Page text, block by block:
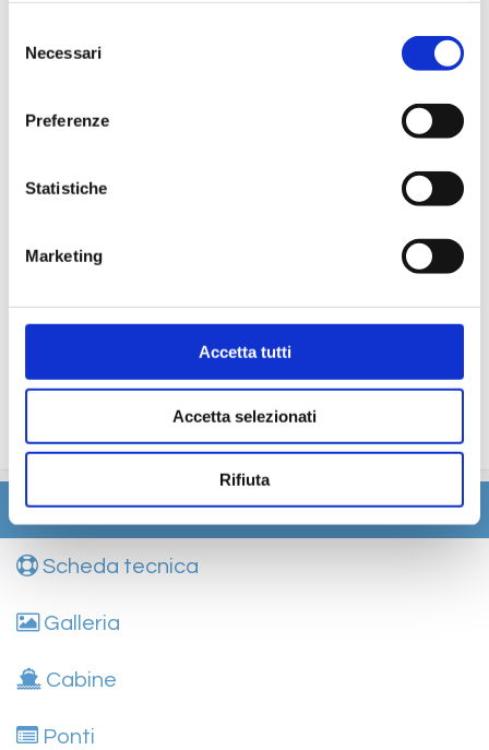
delNecessari
Preferenze
Statistiche
Marketing
Accetta tutti
Accetta selezionati
Rifiuta
La partecipazione a tutte le attività di animazione
(giochi, concorsi, tornei, feste, serate a tema).
balli e le feste in programma tutte le sere durante la
lettini, teli mare, palestra, vasche idromassaggio,
La quota non comprende
Le bevande, le escursioni a terra nel corso della crociera,
Le quote di servizio altri servizi (parrucchiere, massaggi,
trattamenti estetici, medico, navigazione internet,
Itinerario
Scheda tecnica
Galleria
Cabine
Ponti